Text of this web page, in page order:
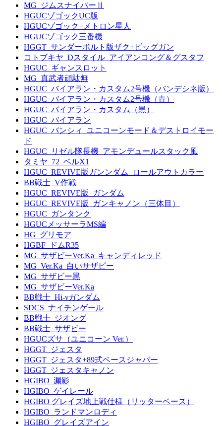
MG_ジムスナイパーⅡ
HGUCゾゴックUC版
HGUCゾゴック+メトロン星人
HGUCゾゴック三番機
HGGT_サンダーボルト版ザク+ビッグガン
コトブキヤ_Dスタイル_アイアンコング＆グスタフ
HGUC_ギャンスロット
MG_真武者頑駄無
HGUC_バイアラン・カスタム2号機（バンデシネ版）
HGUC_バイアラン・カスタム2号機（青）
HGUC_バイアラン・カスタム（黒）
HGUC_バイアラン
HGUC_バンシィ_ユニコーンモード＆デストロイモー
ド
HGUC_リゼル隊長機_アモンデュールスタック風
タミヤ_72_ベルX1
HGUC_REVIVE版ガンンダム_ロールアウトカラー
BB戦士_V作戦
HGUC_REVIVE版_ガンダム
HGUC_REVIVE版_ガンキャノン（三体目）
HGUC_ガンタンク
HGUCメッサーラMS編
HG_グリモア
HGBF_ドムR35
MG_サザビーVer.Ka_キャンディレッド
MG_Ver.Ka_白いサザビー
MG_サザビー黒
MG_サザビーVer.Ka
BB戦士_Hi-νガンダム
SDCS_ナイチンゲール
BB戦士_ジオング
BB戦士_サザビー
HGUCズサ（ユニコーン Ver.）
HGGT_ジェスタ
HGGT_ジェスタ+89式ベースジャバー
HGGT_ジェスタキャノン
HGIBO_漏影
HGIBO_ゲイレール
HGIBO グレイズ地上戦仕様（リッターベース）
HGIBO_ランドマンロディ
HGIBO_グレイズアイン